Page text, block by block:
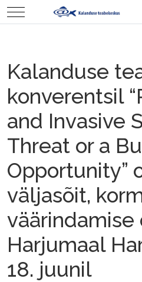
Mobile Menu Toggle
Kalanduse
konverentsil
and Invasive
Threat or a
Opportunity”
väljasõit,
väärindamise
Harjumaal
18. juunil